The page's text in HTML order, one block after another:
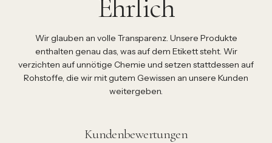
Ehrlich
Wir glauben an volle Transparenz. Unsere Produkte
enthalten genau das, was auf dem Etikett steht. Wir
verzichten auf unnötige Chemie und setzen stattdessen auf
Rohstoffe, die wir mit gutem Gewissen an unsere Kunden
weitergeben.
Kundenbewertungen